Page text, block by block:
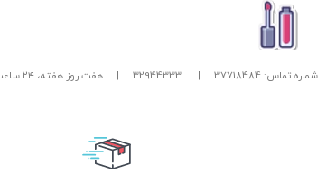
شماره تماس: 37718484 |
32944333
| هفت روز هفته، ۲۴ ساعت شبانه‌روز پاسخگوی شما هستیم.